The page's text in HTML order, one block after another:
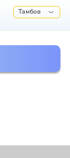
Тамбов